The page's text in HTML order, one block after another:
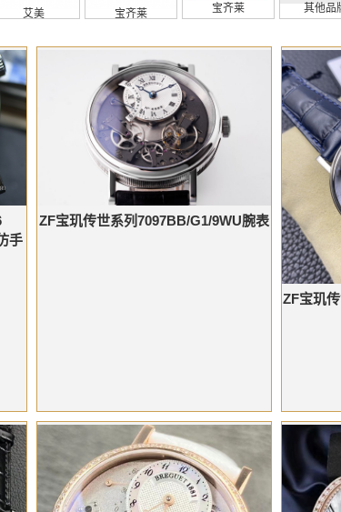
艾美 宝齐莱 宝齐莱 其他品
手
ZF宝玑传世系列7097BB/G1/9WU腕表
ZF宝玑